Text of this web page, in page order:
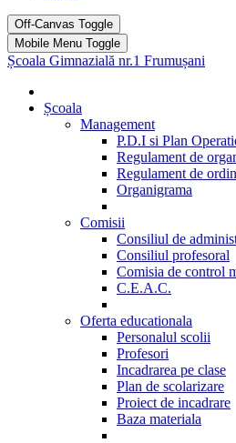
Off-Canvas Toggle
Mobile Menu Toggle
Școala Gimnazială nr.1 Frumușani
Școala
Management
P.D.I si Plan
Regulament de
Regulament de
Organigrama
Comisii
Consiliul de
Consiliul profesoral
Comisia de control
C.E.A.C.
Oferta educationala
Personalul scolii
Profesori
Incadrarea pe clase
Plan de scolarizare
Proiect de incadrare
Baza materiala